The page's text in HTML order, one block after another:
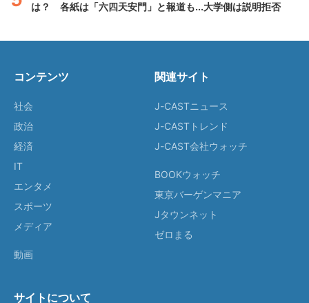
は？ 各紙は「六四天安門」と報道も...大学側は説明拒否
コンテンツ
社会
政治
経済
IT
エンタメ
スポーツ
メディア
動画
関連サイト
J-CASTニュース
J-CASTトレンド
J-CAST会社ウォッチ
BOOKウォッチ
東京バーゲンマニア
Jタウンネット
ゼロまる
サイトについて